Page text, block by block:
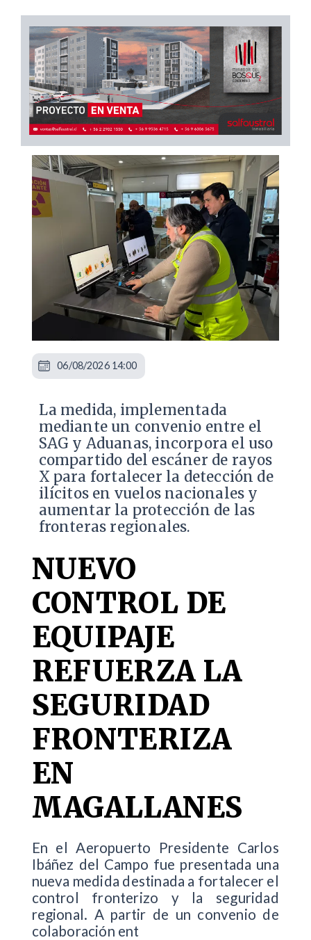
La medida, implementada
mediante un convenio entre el
SAG y Aduanas, incorpora el uso
compartido del escáner de rayos
X para fortalecer la detección de
ilícitos en vuelos nacionales y
aumentar la protección de las
fronteras regionales.
NUEVO
CONTROL DE
EQUIPAJE
REFUERZA LA
SEGURIDAD
FRONTERIZA
EN
MAGALLANES
En el Aeropuerto Presidente Carlos
Ibáñez del Campo fue presentada una
nueva medida destinada a fortalecer el
control fronterizo y la seguridad
regional. A partir de un convenio de
colaboración ent
06/08/2026 14:00